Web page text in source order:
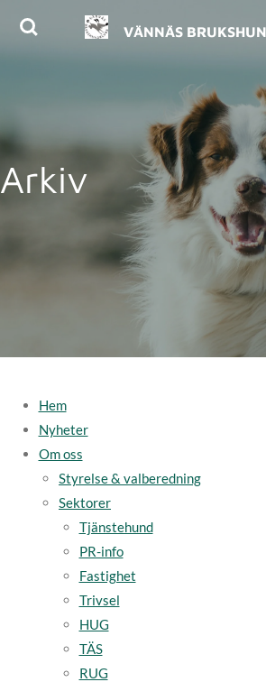
Hoppa
VÄNNÄS
Arkiv
Hem
Nyheter
Om oss
Styrelse & valberedning
Sektorer
Tjänstehund
PR-info
Fastighet
Trivsel
HUG
TÄS
RUG